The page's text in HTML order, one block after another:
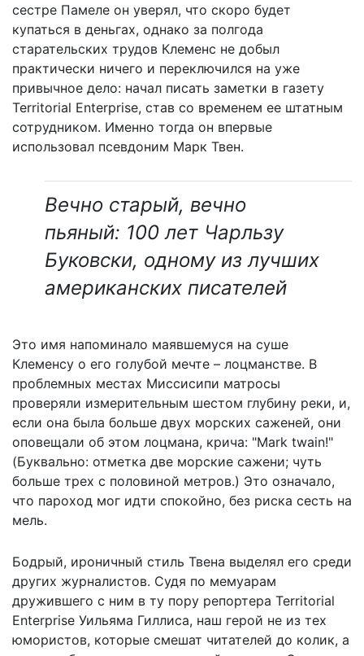
сестре Памеле он уверял, что скоро будет
купаться в деньгах, однако за полгода
старательских трудов Клеменс не добыл
практически ничего и переключился на уже
привычное дело: начал писать заметки в газету
Territorial Enterprise, став со временем ее штатным
сотрудником. Именно тогда он впервые
использовал псевдоним Марк Твен.
Вечно старый, вечно
пьяный: 100 лет Чарльзу
Буковски, одному из лучших
американских писателей
Это имя напоминало маявшемуся на суше
Клеменсу о его голубой мечте – лоцманстве. В
проблемных местах Миссисипи матросы
проверяли измерительным шестом глубину реки, и,
если она была больше двух морских саженей, они
оповещали об этом лоцмана, крича: "Mark twain!"
(Буквально: отметка две морские сажени; чуть
больше трех с половиной метров.) Это означало,
что пароход мог идти спокойно, без риска сесть на
мель.
Бодрый, ироничный стиль Твена выделял его среди
других журналистов. Судя по мемуарам
дружившего с ним в ту пору репортера Territorial
Enterprise Уильяма Гиллиса, наш герой не из тех
юмористов, которые смешат читателей до колик, а